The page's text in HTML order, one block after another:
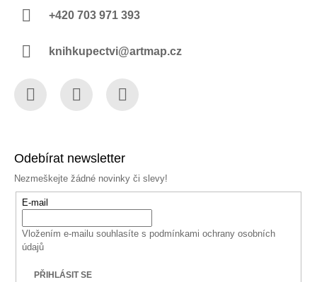
+420 703 971 393
knihkupectvi@artmap.cz
Odebírat newsletter
Nezmeškejte žádné novinky či slevy!
E-mail
Vložením e-mailu souhlasíte s podmínkami ochrany osobních
údajů
PŘIHLÁSIT SE